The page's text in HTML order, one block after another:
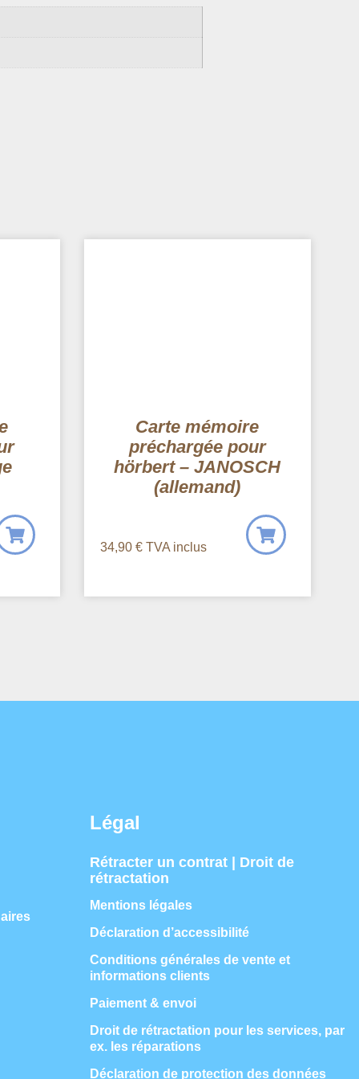
Carte mémoire
préchargée pour
hörbert – JANOSCH
(allemand)
34,90 €TVA inclus
Légal
Rétracter un contrat | Droit de
rétractation
Mentions légales
Déclaration d’accessibilité
Conditions générales de vente et
informations clients
Paiement & envoi
Droit de rétractation pour les services, par
ex. les réparations
Déclaration de protection des données